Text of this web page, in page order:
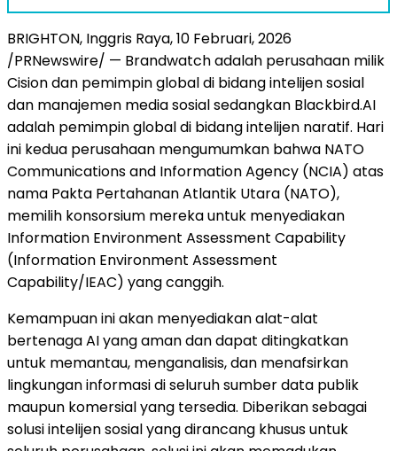
BRIGHTON, Inggris Raya,10 Februari, 2026
/PRNewswire/ — Brandwatch adalah perusahaan milik
Cision dan pemimpin global di bidang intelijen sosial
dan manajemen media sosial sedangkan Blackbird.AI
adalah pemimpin global di bidang intelijen naratif. Hari
ini kedua perusahaan mengumumkan bahwa NATO
Communications and Information Agency (NCIA) atas
nama Pakta Pertahanan Atlantik Utara (NATO),
memilih konsorsium mereka untuk menyediakan
Information Environment Assessment Capability
(Information Environment Assessment
Capability/IEAC) yang canggih.
Kemampuan ini akan menyediakan alat-alat
bertenaga AI yang aman dan dapat ditingkatkan
untuk memantau, menganalisis, dan menafsirkan
lingkungan informasi di seluruh sumber data publik
maupun komersial yang tersedia. Diberikan sebagai
solusi intelijen sosial yang dirancang khusus untuk